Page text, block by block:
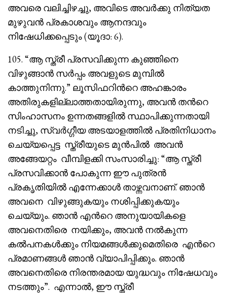
അവരെ വലിച്ചിഴച്ചു, അവിടെ അവർക്കു നിത്യത
മുഴുവൻ പ്രകാശവും ആനന്ദവും
നിഷേധിക്കപ്പെടും (യൂദാ: 6).
105. “ആ സ്ത്രീ പ്രസവിക്കുന്ന കുഞ്ഞിനെ
വിഴുങ്ങാൻ സർപ്പം അവളുടെ മുമ്പിൽ
കാത്തുനിന്നു.” ലൂസിഫറിൻറെ അഹങ്കാരം
അതിരുകളില്ലാത്തതായിരുന്നു, അവൻ തൻറെ
സിംഹാസനം ഉന്നതങ്ങളിൽ സ്ഥാപിക്കുന്നതായി
നടിച്ചു, സ്വർഗ്ഗീയ അടയാളത്തിൽ പ്രതിനിധാനം
ചെയ്യപ്പെട്ട സ്ത്രീയുടെ മുൻപിൽ അവൻ
അങ്ങേയറ്റം വീമ്പിളക്കി സംസാരിച്ചു: “ആ സ്ത്രീ
പ്രസവിക്കാൻ പോകുന്ന ഈ പുത്രൻ
പ്രകൃതിയിൽ എന്നേക്കാൾ താഴ്ന്നവനാണ്. ഞാൻ
അവനെ വിഴുങ്ങുകയും നശിപ്പിക്കുകയും
ചെയ്യും. ഞാൻ എൻറെ അനുയായികളെ
അവനെതിരെ നയിക്കും, അവൻ നൽകുന്ന
കൽപനകൾക്കും നിയമങ്ങൾക്കുമെതിരെ എൻറെ
പ്രമാണങ്ങൾ ഞാൻ വ്യാപിപ്പിക്കും. ഞാൻ
അവനെതിരെ നിരന്തരമായ യുദ്ധവും നിഷേധവും
നടത്തും”. എന്നാൽ, ഈ സ്ത്രീ